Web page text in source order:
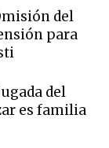
del
para
del
es familia